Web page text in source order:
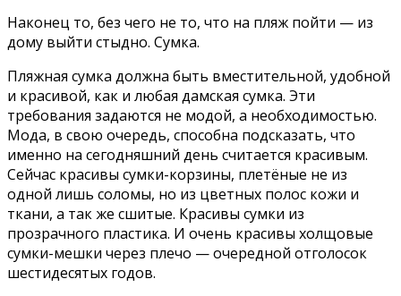
Наконец то, без чего не то, что на пляж пойти — из
дому выйти стыдно. Сумка.
Пляжная сумка должна быть вместительной, удобной
и красивой, как и любая дамская сумка. Эти
требования задаются не модой, а необходимостью.
Мода, в свою очередь, способна подсказать, что
именно на сегодняшний день считается красивым.
Сейчас красивы сумки-корзины, плетёные не из
одной лишь соломы, но из цветных полос кожи и
ткани, а так же сшитые. Красивы сумки из
прозрачного пластика. И очень красивы холщовые
сумки-мешки через плечо — очередной отголосок
шестидесятых годов.